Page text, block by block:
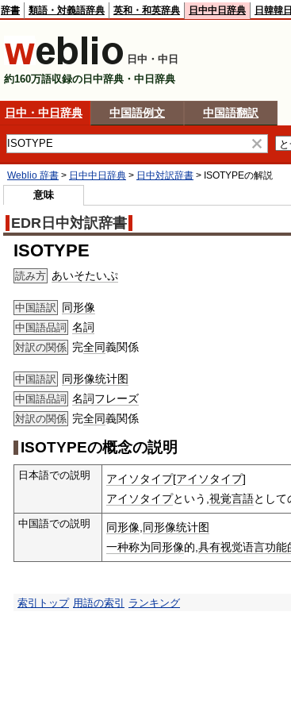
辞書 類語・対義語辞典 英和・和英辞典 日中中日辞典 日韓韓
日中・中日
約160万語収録の日中辞典・中日辞典
日中・中日辞典 中国語例文 中国語翻訳
Weblio 辞書 > 日中中日辞典 > 日中対訳辞書 > ISOTYPEの解説
意味
EDR日中対訳辞書
ISOTYPE
読み方 あいそたいぷ
中国語訳 同形像
中国語品詞 名詞
対訳の関係 完全同義関係
中国語訳 同形像统计图
中国語品詞 名詞フレーズ
対訳の関係 完全同義関係
ISOTYPEの概念の説明
日本語での説明 アイソタイプ[アイソタイプ]
アイソタイプという, 視覚言語として
中国語での説明 同形像 同形像统计图
一种称为同形像的, 具有视觉语言功能
索引トップ 用語の索引 ランキング